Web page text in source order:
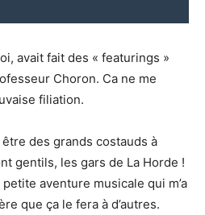
avait fait des « featurings »
Choron. Ca ne me
filiation.
des grands costauds à
gentils, les gars de La Horde !
aventure musicale qui m’a
que ça le fera à d’autres.